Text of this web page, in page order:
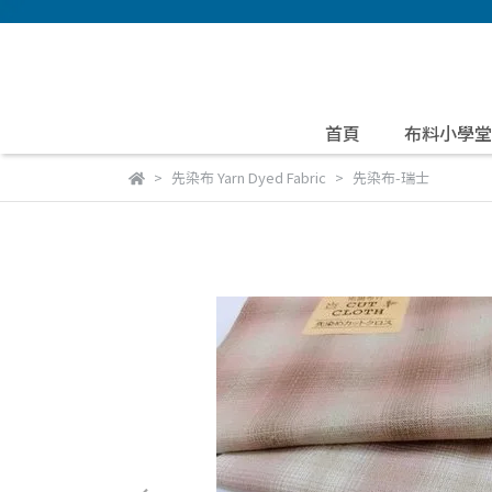
首頁 布料小學堂
先染布 Yarn Dyed Fabric 先染布-瑞士